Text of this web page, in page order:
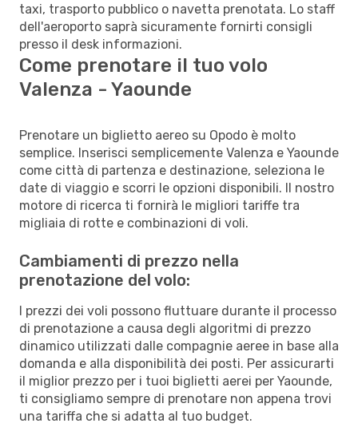
taxi, trasporto pubblico o navetta prenotata. Lo staff
dell'aeroporto saprà sicuramente fornirti consigli
presso il desk informazioni.
Come prenotare il tuo volo
Valenza - Yaounde
Prenotare un biglietto aereo su Opodo è molto
semplice. Inserisci semplicemente Valenza e Yaounde
come città di partenza e destinazione, seleziona le
date di viaggio e scorri le opzioni disponibili. Il nostro
motore di ricerca ti fornirà le migliori tariffe tra
migliaia di rotte e combinazioni di voli.
Cambiamenti di prezzo nella
prenotazione del volo:
I prezzi dei voli possono fluttuare durante il processo
di prenotazione a causa degli algoritmi di prezzo
dinamico utilizzati dalle compagnie aeree in base alla
domanda e alla disponibilità dei posti. Per assicurarti
il miglior prezzo per i tuoi biglietti aerei per Yaounde,
ti consigliamo sempre di prenotare non appena trovi
una tariffa che si adatta al tuo budget.